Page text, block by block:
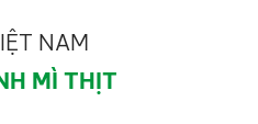
NAM
MÌ THỊT